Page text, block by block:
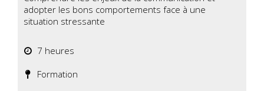
adopter les bons comportements face à une
situation stressante
7 heures
Formation